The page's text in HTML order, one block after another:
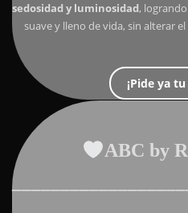
sedosidad y luminosidad,
suave y lleno de vida, sin alterar
¡Pide ya
ABC by